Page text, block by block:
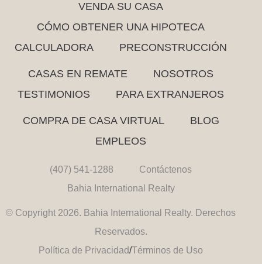
VENDA SU CASA
CÓMO OBTENER UNA HIPOTECA
CALCULADORA
PRECONSTRUCCIÓN
CASAS EN REMATE
NOSOTROS
TESTIMONIOS
PARA EXTRANJEROS
COMPRA DE CASA VIRTUAL
BLOG
EMPLEOS
(407) 541-1288
Contáctenos
Bahia International Realty
© Copyright 2026. Bahia International Realty. Derechos
Reservados.
Política de Privacidad/Términos de Uso